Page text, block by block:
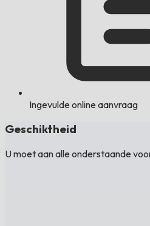
Ingevulde online aanvraag
Geschiktheid
U moet aan alle onderstaande